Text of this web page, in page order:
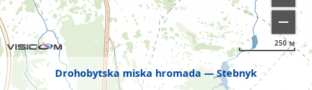
Drohobytska miska hromada Stebnyk
250 м